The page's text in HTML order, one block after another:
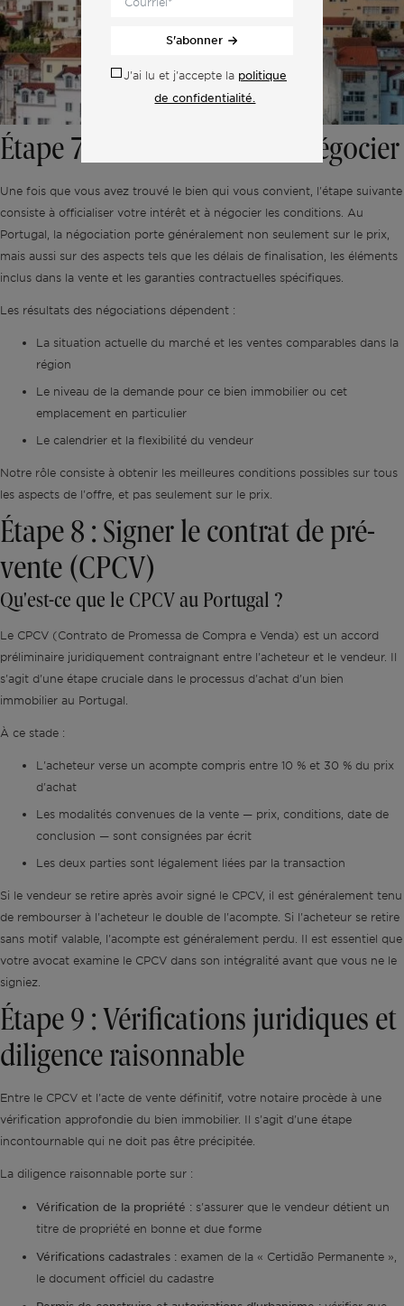
Étape 7 : Faire une offre et négocier
Une fois que vous avez trouvé le bien qui vous convient, l'étape suivante
consiste à officialiser votre intérêt et à négocier les conditions. Au
Portugal, la négociation porte généralement non seulement sur le prix,
mais aussi sur des aspects tels que les délais de finalisation, les éléments
inclus dans la vente et les garanties contractuelles spécifiques.
Les résultats des négociations dépendent :
La situation actuelle du marché et les ventes comparables dans la
région
Le niveau de la demande pour ce bien immobilier ou cet
emplacement en particulier
Le calendrier et la flexibilité du vendeur
Notre rôle consiste à obtenir les meilleures conditions possibles sur tous
les aspects de l'offre, et pas seulement sur le prix.
Étape 8 : Signer le contrat de pré-
vente (CPCV)
Qu'est-ce que le CPCV au Portugal ?
Le CPCV (Contrato de Promessa de Compra e Venda) est un accord
préliminaire juridiquement contraignant entre l'acheteur et le vendeur. Il
s'agit d'une étape cruciale dans le processus d'achat d'un bien
immobilier au Portugal.
À ce stade :
L'acheteur verse un acompte compris entre 10 % et 30 % du prix
d'achat
Les modalités convenues de la vente — prix, conditions, date de
conclusion — sont consignées par écrit
Les deux parties sont légalement liées par la transaction
Si le vendeur se retire après avoir signé le CPCV, il est généralement tenu
de rembourser à l'acheteur le double de l'acompte. Si l'acheteur se retire
sans motif valable, l'acompte est généralement perdu. Il est essentiel que
votre avocat examine le CPCV dans son intégralité avant que vous ne le
signiez.
Étape 9 : Vérifications juridiques et
diligence raisonnable
Entre le CPCV et l'acte de vente définitif, votre notaire procède à une
vérification approfondie du bien immobilier. Il s'agit d'une étape
incontournable qui ne doit pas être précipitée.
La diligence raisonnable porte sur :
Vérification de la propriété : s'assurer que le vendeur détient un
titre de propriété en bonne et due forme
Vérifications cadastrales : examen de la « Certidão Permanente »,
le document officiel du cadastre
S'abonner
J'ai lu et j'accepte la politique
de confidentialité.